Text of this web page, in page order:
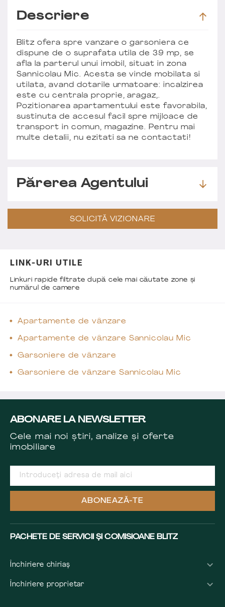
Descriere
Blitz ofera spre vanzare o garsoniera ce
dispune de o suprafata utila de 39 mp, se
afla la parterul unui imobil, situat in zona
Sannicolau Mic. Acesta se vinde mobilata si
utilata, avand dotarile urmatoare: incalzirea
este cu centrala proprie, aragaz,.
Pozitionarea apartamentului este favorabila,
sustinuta de accesul facil spre mijloace de
transport in comun, magazine. Pentru mai
multe detalii, nu ezitati sa ne contactati!
Părerea Agentului
SOLICITĂ VIZIONARE
LINK-URI UTILE
Linkuri rapide filtrate după cele mai căutate zone și
numărul de camere
Apartamente de vânzare
Apartamente de vânzare Sannicolau Mic
Garsoniere de vânzare
Garsoniere de vânzare Sannicolau Mic
ABONARE LA NEWSLETTER
Cele mai noi știri, analize și oferte
imobiliare
ABONEAZĂ-TE
PACHETE DE SERVICII ȘI COMISIOANE BLITZ
Închiriere chiriaș
Închiriere proprietar